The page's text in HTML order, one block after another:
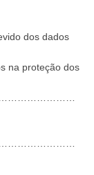
dos dados
na proteção dos